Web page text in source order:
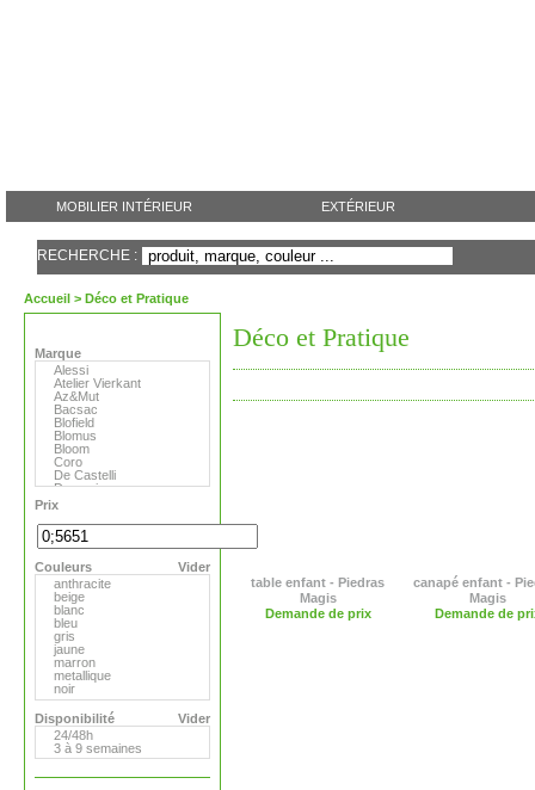
MOBILIER INTÉRIEUR EXTÉRIEUR
RECHERCHE :
Accueil > Déco et Pratique
Marque
Alessi
Atelier Vierkant
Az&Mut
Bacsac
Blofield
Blomus
Bloom
Coro
De Castelli
Domani
Emu
Eternit
Eva Solo
Extremis
Fermob
Flora
Gandia Blasco
Hay
Magis
Marimekko
Menu
Pop Corn
Rizz
Royal VKB
Serralunga
Stelton
Teracrea
Tradewinds
Tribu
Virages
Viteo
Prix
Vider
Couleurs
anthracite
beige
blanc
bleu
gris
jaune
marron
metallique
noir
orange
rose
rouge
transparent
vert
Vider
Disponibilité
24/48h
3 à 9 semaines
Déco et Pratique
table enfant - Piedras
Magis
Demande de prix
canapé enfant -
Magis
Demande de